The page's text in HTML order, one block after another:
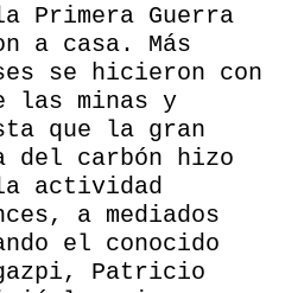
Primera Guerra
a casa. Más
se hicieron con
las minas y
que la gran
del carbón hizo
la actividad
a mediados
el conocido
Patricio